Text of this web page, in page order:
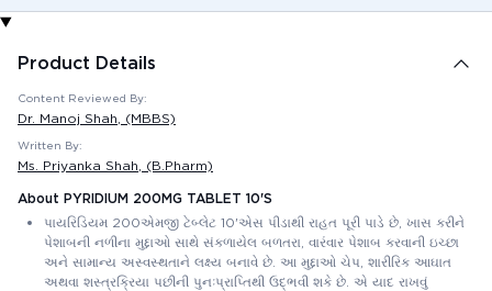
Product Details
Content Reviewed By:
Dr. Manoj Shah , (MBBS)
Written By:
Ms. Priyanka Shah , (B.Pharm)
About PYRIDIUM 200MG TABLET 10'S
પાયરિડિયમ 200એમજી ટેબ્લેટ 10'એસ પીડાથી રાહત પૂરી પાડે છે, ખાસ કરીને
પેશાબની નળીના મુદ્દાઓ સાથે સંકળાયેલ બળતરા, વારંવાર પેશાબ કરવાની ઇચ્છા
અને સામાન્ય અસ્વસ્થતાને લક્ષ્ય બનાવે છે. આ મુદ્દાઓ ચેપ, શારીરિક આઘાત
અથવા શસ્ત્રક્રિયા પછીની પુનઃપ્રાપ્તિથી ઉદ્ભવી શકે છે. એ યાદ રાખવું